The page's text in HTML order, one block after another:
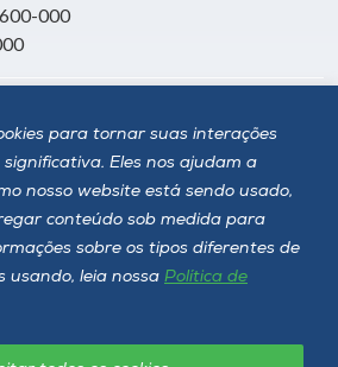
para tornar suas interações
significativa. Eles nos ajudam a
nosso website está sendo usado,
conteúdo sob medida para
sobre os tipos diferentes de
usando, leia nossa Política de
000